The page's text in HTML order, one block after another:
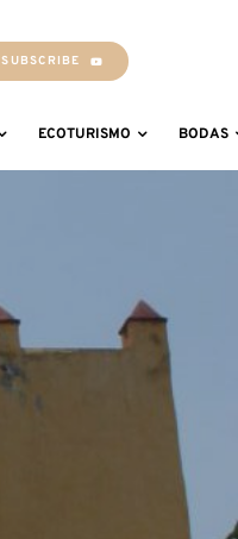
SUBSCRIBE
ECOTURISMO BODAS